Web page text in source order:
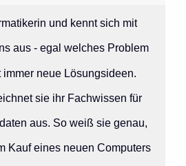
und kennt sich mit
aus - egal welches Problem
immer neue Lösungsideen.
sie ihr Fachwissen für
aus. So weiß sie genau,
Kauf eines neuen Computers